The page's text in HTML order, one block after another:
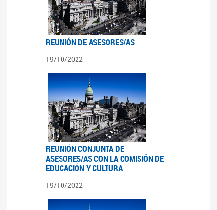
REUNIÓN DE ASESORES/AS
19/10/2022
REUNIÓN CONJUNTA DE
ASESORES/AS CON LA COMISIÓN DE
EDUCACIÓN Y CULTURA
19/10/2022